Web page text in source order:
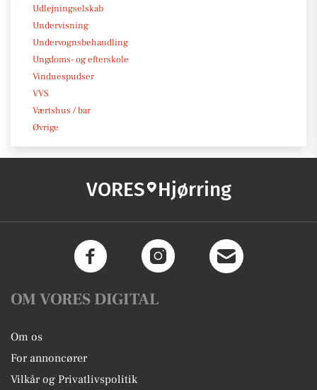
Udlejningselskab
Undervisning
Undervognsbehandling
Ungdoms- og efterskole
Vinduespudser
VVS
Værtshus / bar
Øvrige
VORES Hjørring
OM VORES DIGITAL
Om os
For annoncører
Vilkår og Privatlivspolitik